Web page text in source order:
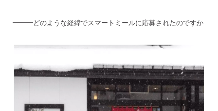
━━━どのような経緯でスマートミールに応募されたのですか